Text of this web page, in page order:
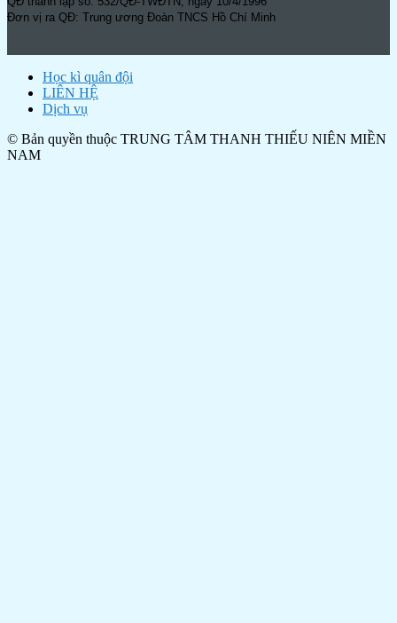
Đơn vị ra QĐ: Trung ương Đoàn TNCS Hồ Chí Minh
Học kì quân đội
LIÊN HỆ
Dịch vụ
© Bản quyền thuộc TRUNG TÂM THANH THIẾU NIÊN MIỀN
NAM